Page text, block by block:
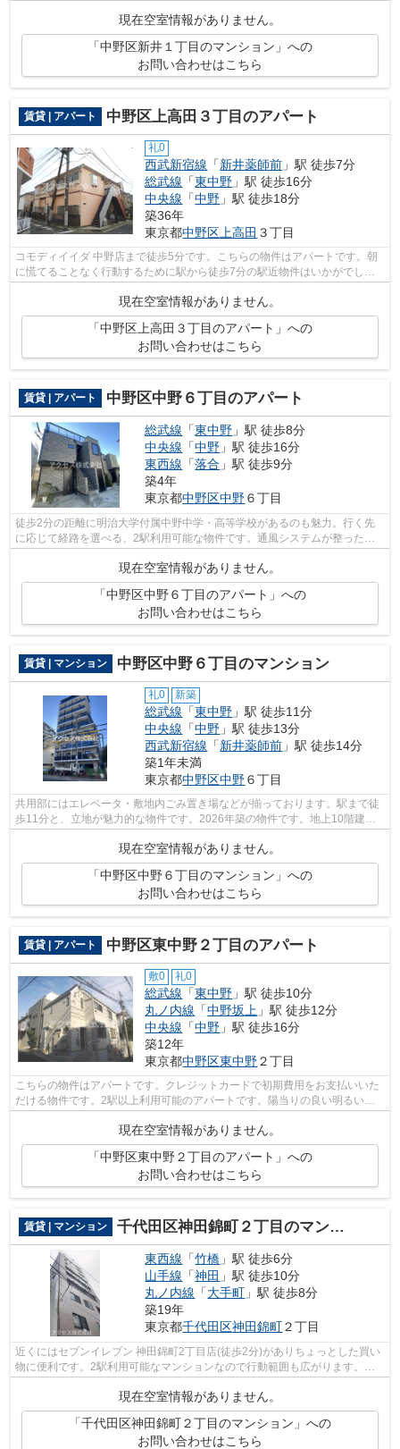
現在空室情報がありません。
「中野区新井１丁目のマンション」への
お問い合わせはこちら
賃貸 | アパート 中野区上高田３丁目のアパート
礼0
西武新宿線 「新井薬師前 」駅 徒歩7分
総武線 「東中野 」駅 徒歩16分
中央線 「中野 」駅 徒歩18分
築36年
東京都中野区 上高田 ３丁目
コモディイイダ 中野店まで徒歩5分です。こちらの物件はアパートです。朝
に慌てることなく行動するために駅から徒歩7分の駅近物件はいかがでしょ
うか。敷地内にごみ置き場があるので、...
現在空室情報がありません。
「中野区上高田３丁目のアパート」への
お問い合わせはこちら
賃貸 | アパート 中野区中野６丁目のアパート
総武線 「東中野 」駅 徒歩8分
中央線 「中野 」駅 徒歩16分
東西線 「落合 」駅 徒歩9分
築4年
東京都中野区中野６丁目
徒歩2分の距離に明治大学付属中野中学・高等学校があるのも魅力。行く先
に応じて経路を選べる、2駅利用可能な物件です。通風システムが整った換
気がしやすい物件です。こちらの物件は...
現在空室情報がありません。
「中野区中野６丁目のアパート」への
お問い合わせはこちら
賃貸 | マンション 中野区中野６丁目のマンション
礼0 新築
総武線 「東中野 」駅 徒歩11分
中央線 「中野 」駅 徒歩13分
西武新宿線 「新井薬師前 」駅 徒歩14分
築1年未満
東京都中野区中野６丁目
共用部にはエレベータ・敷地内ごみ置き場などが揃っております。駅まで徒
歩11分と、立地が魅力的な物件です。2026年築の物件です。地上10階建て
現在空室情報がありません。
「中野区中野６丁目のマンション」への
お問い合わせはこちら
賃貸 | アパート 中野区東中野２丁目のアパート
敷0 礼0
総武線 「東中野 」駅 徒歩10分
丸ノ内線 「中野坂上 」駅 徒歩12分
中央線 「中野 」駅 徒歩16分
築12年
東京都中野区東中野２丁目
こちらの物件はアパートです。クレジットカードで初期費用をお支払いいた
だける物件です。2駅以上利用可能のアパートです。陽当りの良い明るい環
境が魅力の一押し物件となっています。...
現在空室情報がありません。
「中野区東中野２丁目のアパート」への
お問い合わせはこちら
賃貸 | マンション 千代田区神田錦町２丁目のマンション
東西線 「竹橋 」駅 徒歩6分
山手線 「神田 」駅 徒歩10分
丸ノ内線 「大手町 」駅 徒歩8分
築19年
東京都千代田区神田錦町２丁目
近くにはセブンイレブン 神田錦町2丁目店(徒歩2分)がありちょっとした買い
物に便利です。2駅利用可能なマンションなので行動範囲も広がります。防
犯対策もバッチリなマンションタイプ...
現在空室情報がありません。
「千代田区神田錦町２丁目のマンション」への
お問い合わせはこちら